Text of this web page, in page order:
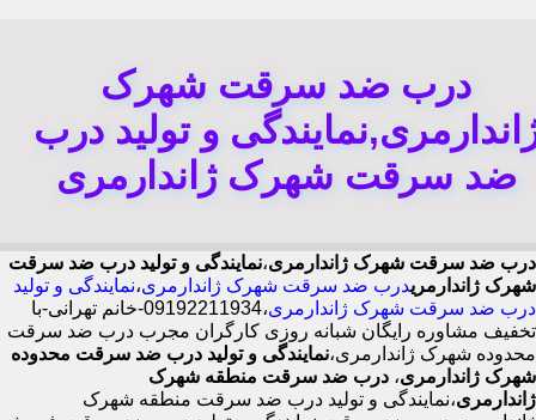
درب ضد سرقت شهرک
و تولید درب
ضد سرقت شهرک ژاندارمری
درب ضد سرقت شهرک ژاندارمری،نمایندگی و تولید درب ضد سرقت
شهرک ژاندارمریدرب ضد سرقت شهرک ژاندارمری،نمایندگی و تولید
درب ضد سرقت شهرک ژاندارمری
،09192211934-خانم تهرانی-با
تخفیف مشاوره رایگان شبانه روزی کارگران مجرب درب ضد سرقت
محدوده شهرک ژاندارمری،نمایندگی و تولید درب ضد سرقت محدوده
شهرک ژاندارمری، درب ضد سرقت منطقه شهرک
ژاندارمری،نمایندگی و تولید درب ضد سرقت منطقه شهرک